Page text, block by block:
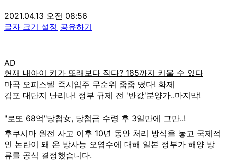
2021.04.13 오전 08:56
글자 크기 설정 공유하기
AD
후쿠시마 원전 사고 이후 10년 동안 처리 방식을 놓고 국제적
인 논란이 돼 온 방사능 오염수에 대해 일본 정부가 해양 방
류를 공식 결정했습니다.